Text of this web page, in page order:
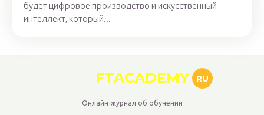
будет цифровое производство и искусственный
интеллект, который...
FTACADEMY RU
Онлайн-журнал об обучении